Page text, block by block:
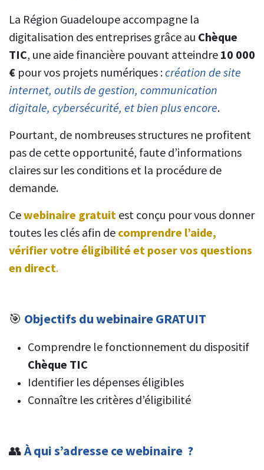
La Région Guadeloupe accompagne la
digitalisation des entreprises grâce au Chèque
TIC, une aide financière pouvant atteindre 10 000
€ pour vos projets numériques :création de site
internet, outils de gestion, communication
digitale, cybersécurité, et bien plus encore.
Pourtant, de nombreuses structures ne profitent
pas de cette opportunité, faute d’informations
claires sur les conditions et la procédure de
demande.
Cewebinaire gratuit est conçu pour vous donner
toutes les clés afin de comprendre l’aide,
vérifier votre éligibilité et poser vos questions
en direct.
🎯 Objectifs du webinaire GRATUIT
Comprendre le fonctionnement du dispositif
Chèque TIC
Identifier les dépenses éligibles
Connaître les critères d’éligibilité
👥À qui s’adresse ce webinaire ?